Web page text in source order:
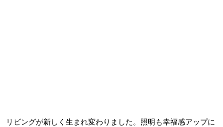
リビングが新しく生まれ変わりました。照明も幸福感アップに